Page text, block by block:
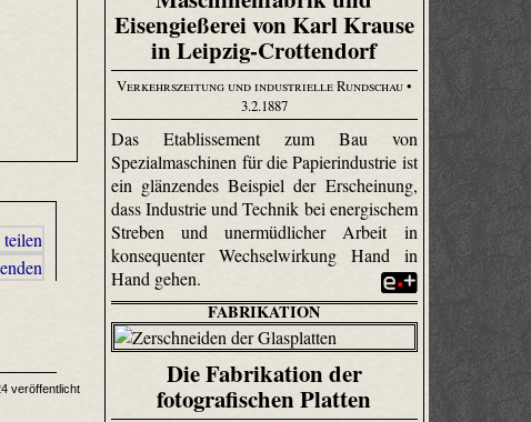
veröffentlicht
Eisengießerei von Karl Krause
in Leipzig-Crottendorf
Verkehrszeitung und industrielle Rundschau•
3.2.1887
Das Etablissement zum Bau von
Spezialmaschinen für die Papierindustrie ist
ein glänzendes Beispiel der Erscheinung,
dass Industrie und Technik bei energischem
Streben und unermüdlicher Arbeit in
konsequenter Wechselwirkung Hand in
Hand gehen.
FABRIKATION
Die Fabrikation der
fotografischen Platten